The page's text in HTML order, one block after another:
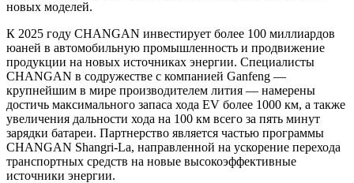
новых моделей.
К 2025 году CHANGAN инвестирует более 100 миллиардов
юаней в автомобильную промышленность и продвижение
продукции на новых источниках энергии. Специалисты
CHANGAN в содружестве с компанией Ganfeng —
крупнейшим в мире производителем лития — намерены
достичь максимального запаса хода EV более 1000 км, а также
увеличения дальности хода на 100 км всего за пять минут
зарядки батареи. Партнерство является частью программы
CHANGAN Shangri-La, направленной на ускорение перехода
транспортных средств на новые высокоэффективные
источники энергии.